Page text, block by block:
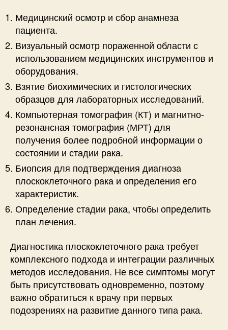
Медицинский осмотр и сбор анамнеза
пациента.
Визуальный осмотр пораженной области с
использованием медицинских инструментов и
оборудования.
Взятие биохимических и гистологических
образцов для лабораторных исследований.
Компьютерная томография (КТ) и магнитно-
резонансная томография (МРТ) для
получения более подробной информации о
состоянии и стадии рака.
Биопсия для подтверждения диагноза
плоскоклеточного рака и определения его
характеристик.
Определение стадии рака, чтобы определить
план лечения.
Диагностика плоскоклеточного рака требует
комплексного подхода и интеграции различных
методов исследования. Не все симптомы могут
быть присутствовать одновременно, поэтому
важно обратиться к врачу при первых
подозрениях на развитие данного типа рака.